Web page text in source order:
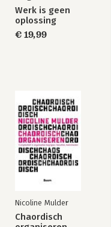
Werk is geen
oplossing
€ 19,99
Nicoline Mulder
Chaordisch